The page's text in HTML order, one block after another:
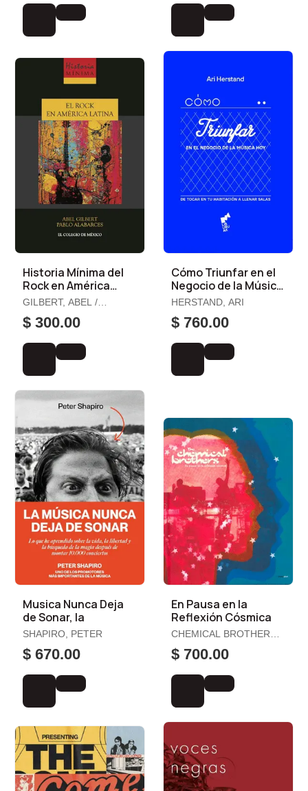
Historia Mínima del
Rock en América
Latina
GILBERT, ABEL /
ALABARCES, PABLO
$ 300.00
Cómo Triunfar en el
Negocio de la Música
Hoy
HERSTAND, ARI
$ 760.00
Musica Nunca Deja
de Sonar, la
SHAPIRO, PETER
$ 670.00
En Pausa en la
Reflexión Cósmica
CHEMICAL BROTHERS,
THE
$ 700.00